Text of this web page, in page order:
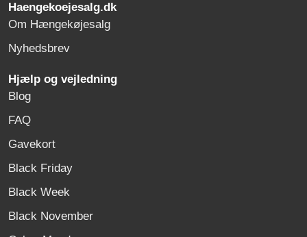
Haengekoejesalg.dk
Om Hængekøjesalg
Nyhedsbrev
Hjælp og vejledning
Blog
FAQ
Gavekort
Black Friday
Black Week
Black November